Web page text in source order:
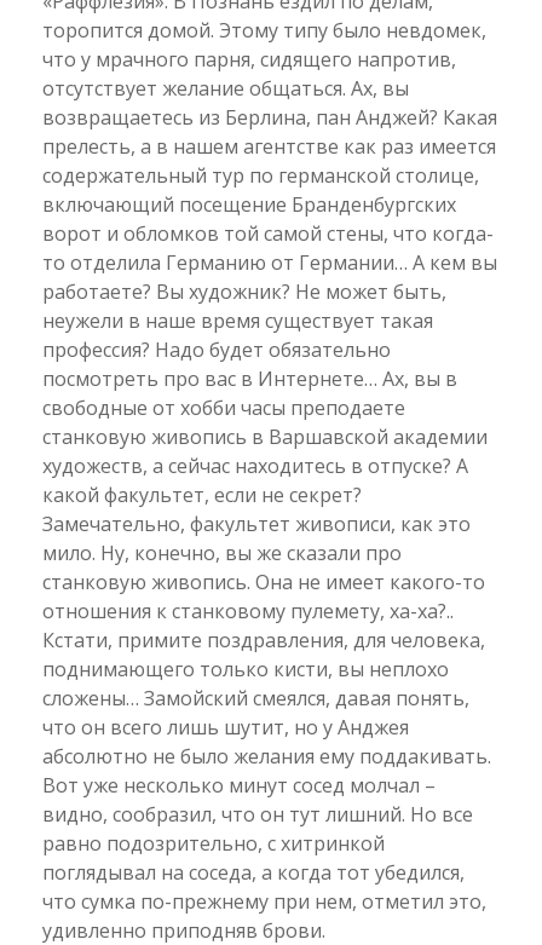
торопится домой. Этому типу было невдомек,
что у мрачного парня, сидящего напротив,
отсутствует желание общаться. Ах, вы
возвращаетесь из Берлина, пан Анджей? Какая
прелесть, а в нашем агентстве как раз имеется
содержательный тур по германской столице,
включающий посещение Бранденбургских
ворот и обломков той самой стены, что когда-
то отделила Германию от Германии… А кем вы
работаете? Вы художник? Не может быть,
неужели в наше время существует такая
профессия? Надо будет обязательно
посмотреть про вас в Интернете… Ах, вы в
свободные от хобби часы преподаете
станковую живопись в Варшавской академии
художеств, а сейчас находитесь в отпуске? А
какой факультет, если не секрет?
Замечательно, факультет живописи, как это
мило. Ну, конечно, вы же сказали про
станковую живопись. Она не имеет какого-то
отношения к станковому пулемету, ха-ха?..
Кстати, примите поздравления, для человека,
поднимающего только кисти, вы неплохо
сложены… Замойский смеялся, давая понять,
что он всего лишь шутит, но у Анджея
абсолютно не было желания ему поддакивать.
Вот уже несколько минут сосед молчал –
видно, сообразил, что он тут лишний. Но все
равно подозрительно, с хитринкой
поглядывал на соседа, а когда тот убедился,
что сумка по-прежнему при нем, отметил это,
удивленно приподняв брови.